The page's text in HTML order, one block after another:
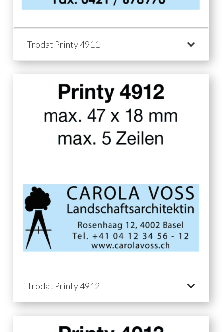
Trodat Printy 4911
Trodat Printy 4912